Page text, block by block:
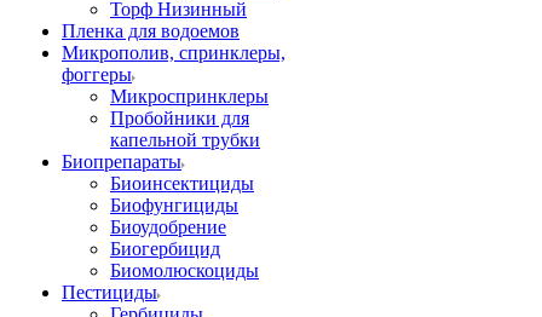
Торф Низинный
Пленка для водоемов
Микрополив, спринклеры,
фоггеры
Микроспринклеры
Пробойники для
капельной трубки
Биопрепараты
Биоинсектициды
Биофунгициды
Биоудобрение
Биогербицид
Биомолюскоциды
Пестициды